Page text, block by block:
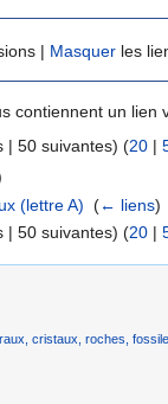
| Masquer les
contiennent un lien
| 50 suivantes) (20 |
(lettre A) ‎(← liens)
| 50 suivantes) (20 |
cristaux, roches,